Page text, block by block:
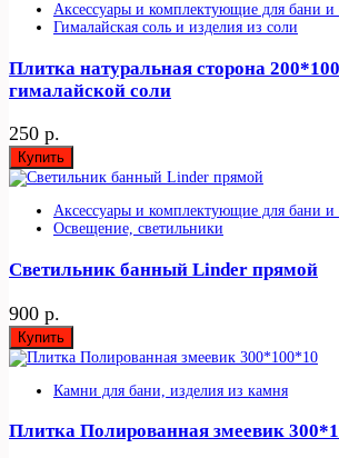
Аксессуары и комплектующие для бани и
Гималайская соль и изделия из соли
Плитка натуральная сторона
гималайской соли
250 р.
Купить
Аксессуары и комплектующие для бани и
Освещение, светильники
Светильник банный Linder прямой
900 р.
Купить
Камни для бани, изделия из камня
Плитка Полированная змеевик